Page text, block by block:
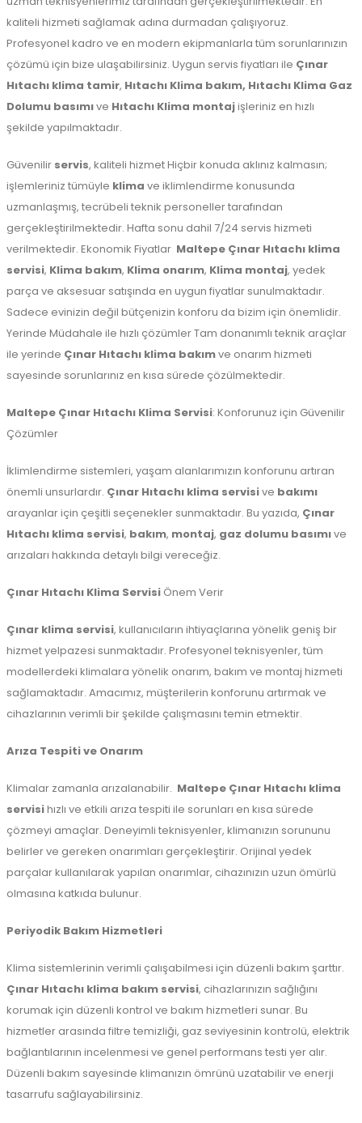
kaliteli hizmeti sağlamak adına durmadan çalışıyoruz.
Profesyonel kadro ve en modern ekipmanlarla tüm sorunlarınızın
çözümü için bize ulaşabilirsiniz. Uygun servis fiyatları ile Çınar
Hıtachı klima tamir, Hıtachı Klima bakım, Hıtachı Klima Gaz
Dolumu basımıve Hıtachı Klima montajişleriniz en hızlı
şekilde yapılmaktadır.
Güvenilir servis, kaliteli hizmet Hiçbir konuda aklınız kalmasın;
işlemleriniz tümüyle klima ve iklimlendirme konusunda
uzmanlaşmış, tecrübeli teknik personeller tarafından
gerçekleştirilmektedir. Hafta sonu dahil 7/24 servis hizmeti
verilmektedir. Ekonomik Fiyatlar Maltepe Çınar Hıtachı klima
servisi, Klima bakım, Klima onarım, Klima montaj, yedek
parça ve aksesuar satışında en uygun fiyatlar sunulmaktadır.
Sadece evinizin değil bütçenizin konforu da bizim için önemlidir.
Yerinde Müdahale ile hızlı çözümler Tam donanımlı teknik araçlar
ile yerinde Çınar Hıtachı klima bakımve onarım hizmeti
sayesinde sorunlarınız en kısa sürede çözülmektedir.
Maltepe Çınar Hıtachı Klima Servisi: Konforunuz için Güvenilir
Çözümler
İklimlendirme sistemleri, yaşam alanlarımızın konforunu artıran
önemli unsurlardır. Çınar Hıtachı klima servisive bakımı
arayanlar için çeşitli seçenekler sunmaktadır. Bu yazıda, Çınar
Hıtachı klima servisi, bakım, montaj, gaz dolumu basımıve
arızaları hakkında detaylı bilgi vereceğiz.
Çınar Hıtachı Klima Servisi Önem Verir
Çınar klima servisi, kullanıcıların ihtiyaçlarına yönelik geniş bir
hizmet yelpazesi sunmaktadır. Profesyonel teknisyenler, tüm
modellerdeki klimalara yönelik onarım, bakım ve montaj hizmeti
sağlamaktadır. Amacımız, müşterilerin konforunu artırmak ve
cihazlarının verimli bir şekilde çalışmasını temin etmektir.
Arıza Tespiti ve Onarım
Klimalar zamanla arızalanabilir. Maltepe Çınar Hıtachı klima
servisihızlı ve etkili arıza tespiti ile sorunları en kısa sürede
çözmeyi amaçlar. Deneyimli teknisyenler, klimanızın sorununu
belirler ve gereken onarımları gerçekleştirir. Orijinal yedek
parçalar kullanılarak yapılan onarımlar, cihazınızın uzun ömürlü
olmasına katkıda bulunur.
Periyodik Bakım Hizmetleri
Klima sistemlerinin verimli çalışabilmesi için düzenli bakım şarttır.
Çınar Hıtachı klima bakım servisi, cihazlarınızın sağlığını
korumak için düzenli kontrol ve bakım hizmetleri sunar. Bu
hizmetler arasında filtre temizliği, gaz seviyesinin kontrolü, elektrik
bağlantılarının incelenmesi ve genel performans testi yer alır.
Düzenli bakım sayesinde klimanızın ömrünü uzatabilir ve enerji
tasarrufu sağlayabilirsiniz.